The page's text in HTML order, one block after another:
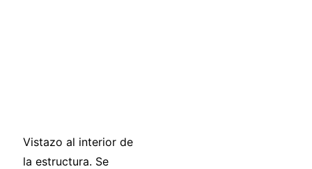
Vistazo al interior de
la estructura. Se